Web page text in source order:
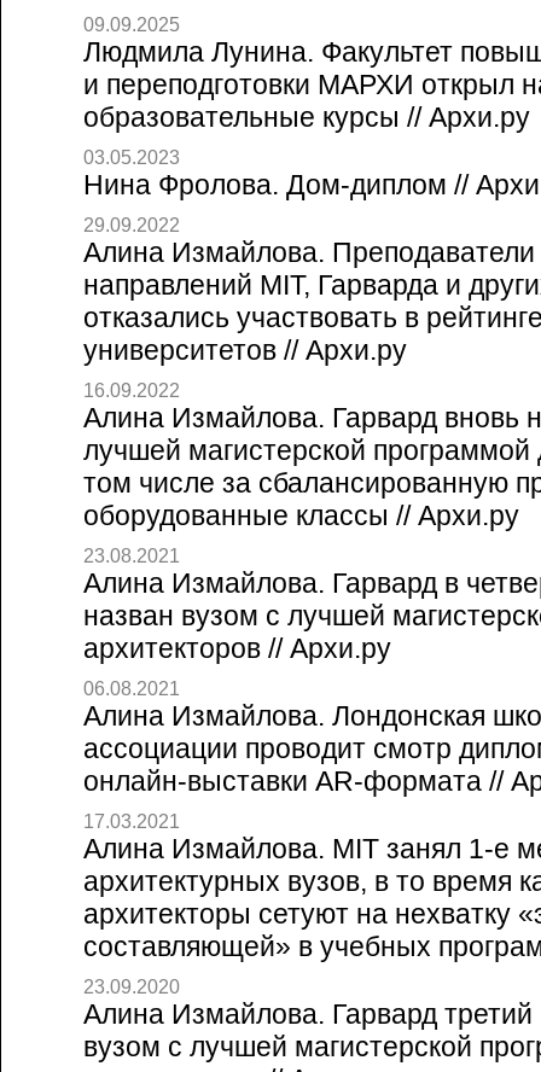
09.09.2025
Людмила Лунина. Факультет
и переподготовки МАРХИ открыл
образовательные курсы // Архи.ру
03.05.2023
Нина Фролова. Дом-диплом //
29.09.2022
Алина Измайлова. Преподаватели
направлений MIT, Гарварда и
отказались участвовать в
университетов // Архи.ру
16.09.2022
Алина Измайлова. Гарвард вновь
лучшей магистерской программой
том числе за сбалансированную
оборудованные классы // Архи.ру
23.08.2021
Алина Измайлова. Гарвард в
назван вузом с лучшей
архитекторов // Архи.ру
06.08.2021
Алина Измайлова. Лондонская
ассоциации проводит смотр
онлайн-выставки AR-формата //
17.03.2021
Алина Измайлова. MIT занял 1-е
архитектурных вузов, в то время
архитекторы сетуют на нехватку
составляющей» в учебных
23.09.2020
Алина Измайлова. Гарвард третий
вузом с лучшей магистерской